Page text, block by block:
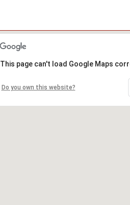
This page can't load Google Maps
Do you own this website?